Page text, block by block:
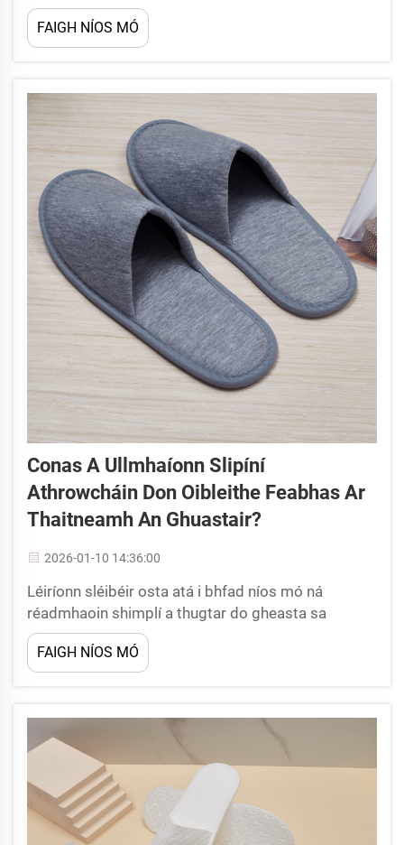
ceart do mhilíún oibrithe ar fud an domhain.
Soláthraíonn na réitigh speisialta cois-seo cosaint
riachtanach i gcoinne uimhir mhór...
FAIGH NÍOS MÓ
Conas A Ullmhaíonn Slipíní
Athrowcháin Don Oibleithe Feabhas Ar
Thaitneamh An Ghuastair?
2026-01-10 14:36:00
Léiríonn sléibéir osta atá i bhfad níos mó ná
réadmhaoin shimplí a thugtar do gheasta sa
tionscal ósta láithreachta inniu. Seo é beartas ar
leithligh agus tiomantas do chuspóir an bhaile ósta
a léiríonn na míreanna seo riachtanacha seo maidir
FAIGH NÍOS MÓ